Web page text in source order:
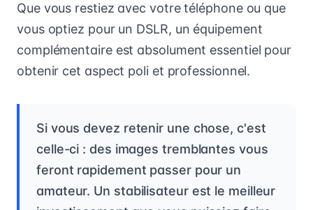
Que vous restiez avec votre téléphone ou que
vous optiez pour un DSLR, un équipement
complémentaire est absolument essentiel pour
obtenir cet aspect poli et professionnel.
Si vous devez retenir une chose, c'est
celle-ci : des images tremblantes vous
feront rapidement passer pour un
amateur. Un stabilisateur est le meilleur